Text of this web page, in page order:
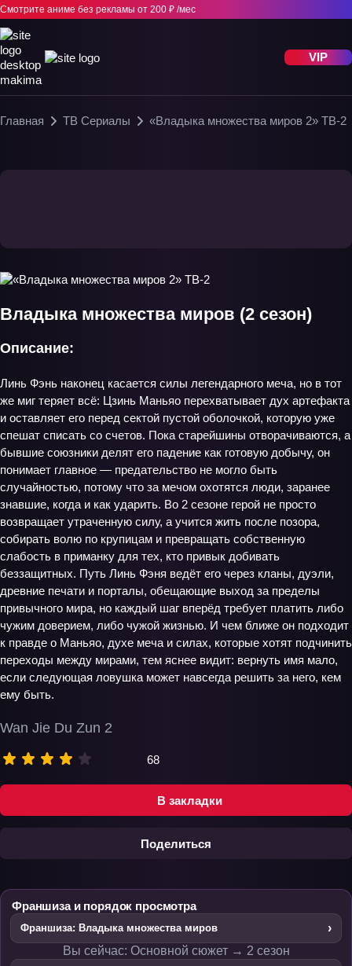
Смотрите аниме без рекламы от 200 ₽ /мес
VIP
Главная ТВ Сериалы «Владыка множества миров 2» ТВ-2
В закладки
Поделиться
Владыка множества миров (2 сезон)
Wan Jie Du Zun 2
68
Описание:
Линь Фэнь наконец касается силы легендарного меча, но в тот
же миг теряет всё: Цзинь Маньяо перехватывает дух артефакта
и оставляет его перед сектой пустой оболочкой, которую уже
спешат списать со счетов. Пока старейшины отворачиваются, а
бывшие союзники делят его падение как готовую добычу, он
понимает главное — предательство не могло быть
случайностью, потому что за мечом охотятся люди, заранее
знавшие, когда и как ударить. Во 2 сезоне герой не просто
возвращает утраченную силу, а учится жить после позора,
собирать волю по крупицам и превращать собственную
слабость в приманку для тех, кто привык добивать
беззащитных. Путь Линь Фэня ведёт его через кланы, дуэли,
древние печати и порталы, обещающие выход за пределы
привычного мира, но каждый шаг вперёд требует платить либо
чужим доверием, либо чужой жизнью. И чем ближе он подходит
к правде о Маньяо, духе меча и силах, которые хотят подчинить
переходы между мирами, тем яснее видит: вернуть имя мало,
если следующая ловушка может навсегда решить за него, кем
ему быть.
Франшиза и порядок просмотра
Франшиза: Владыка множества миров
›
Вы сейчас: Основной сюжет → 2 сезон